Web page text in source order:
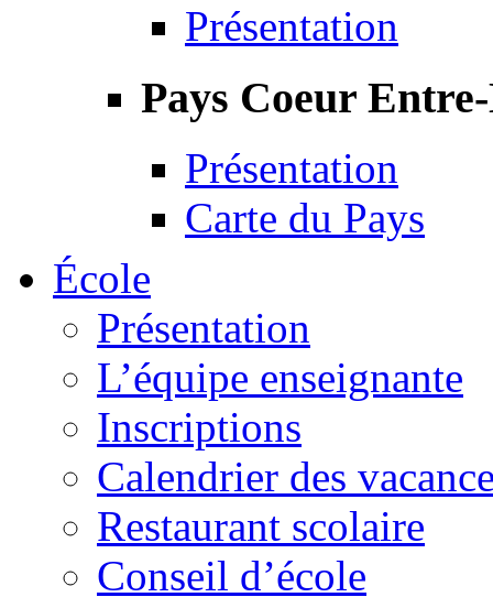
Présentation
Pays Coeur
Présentation
Carte du Pays
École
Présentation
L’équipe enseignante
Inscriptions
Calendrier des
Restaurant scolaire
Conseil d’école